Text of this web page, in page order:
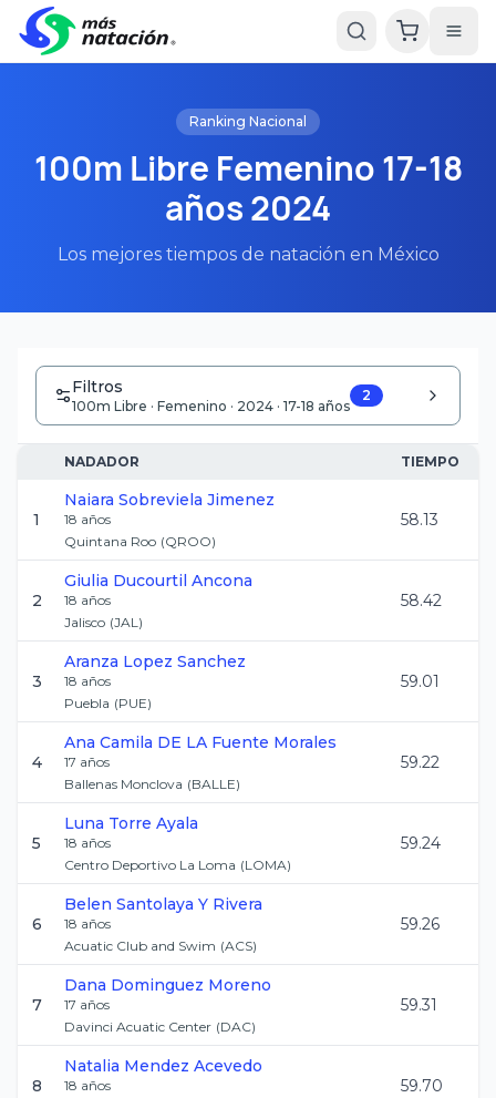
Ranking Nacional
100m Libre Femenino 17-18
años 2024
Los mejores tiempos de natación en México
Filtros
100m Libre · Femenino · 2024 · 17-18 años
2
NADADOR TIEMPO
1
Naiara Sobreviela Jimenez
18 años
Quintana Roo (QROO)
58.13
2
Giulia Ducourtil Ancona
18 años
Jalisco (JAL)
58.42
3
Aranza Lopez Sanchez
18 años
Puebla (PUE)
59.01
4
Ana Camila DE LA Fuente Morales
17 años
Ballenas Monclova (BALLE)
59.22
5
Luna Torre Ayala
18 años
Centro Deportivo La Loma (LOMA)
59.24
6
Belen Santolaya Y Rivera
18 años
Acuatic Club and Swim (ACS)
59.26
7
Dana Dominguez Moreno
17 años
Davinci Acuatic Center (DAC)
59.31
8
Natalia Mendez Acevedo
18 años
59.70